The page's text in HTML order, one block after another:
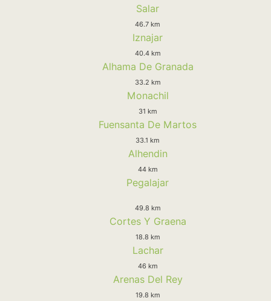
Salar
46.7 km
Iznajar
40.4 km
Alhama De Granada
33.2 km
Monachil
31 km
Fuensanta De Martos
33.1 km
Alhendin
44 km
Pegalajar
49.8 km
Cortes Y Graena
18.8 km
Lachar
46 km
Arenas Del Rey
19.8 km